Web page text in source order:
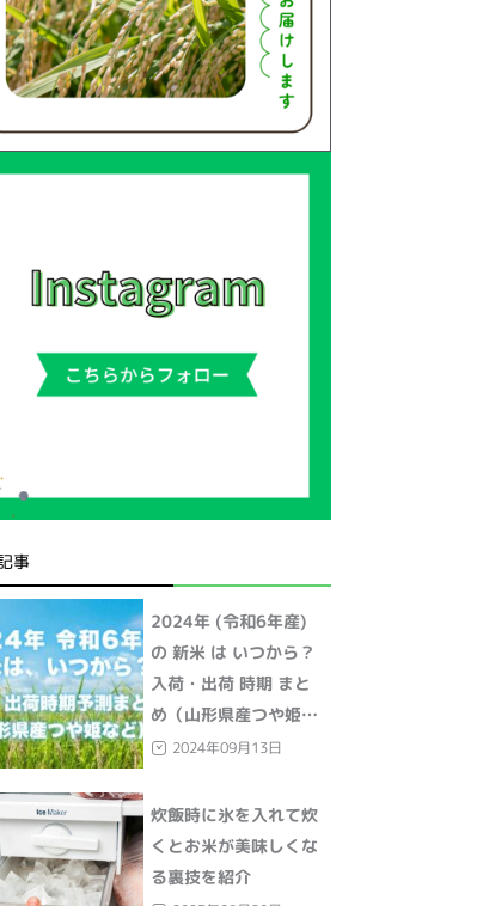
事
2024年 (令和6年産)
の 新米 は いつから？
入荷・出荷 時期 まと
め（山形県産つや姫な
ど）2024年09月13日
炊飯時に氷を入れて炊
くとお米が美味しくな
る裏技を紹介